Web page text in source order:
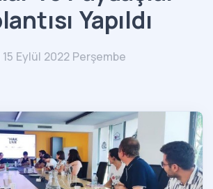
Yapıldı
15 Eylül 2022 Perşembe